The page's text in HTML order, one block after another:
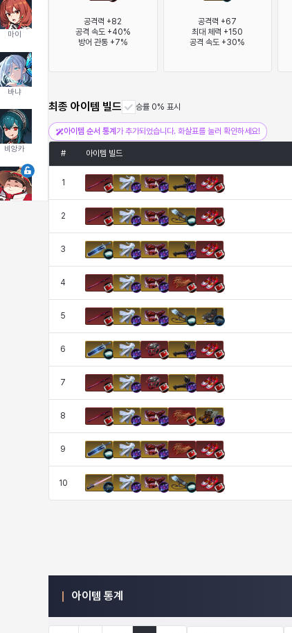
마이
바냐
비앙카
공격력 +82
공격 속도 +40%
방어 관통 +7%
공격력 +67
최대 체력 +150
공격 속도 +30%
최종 아이템 빌드 승률 0% 표시
아이템 순서 통계 가 추가되었습니다. 화살표를 눌러 확인하세요!
# 아이템 빌드
1
2
3
4
5
6
7
8
9
10
아이템 통계